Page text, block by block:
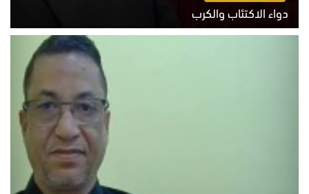
دواء الاكتئاب والكرب
السبت 8 أغسطس 2026 10:54 ص